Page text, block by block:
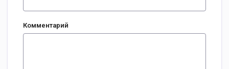
Комментарий